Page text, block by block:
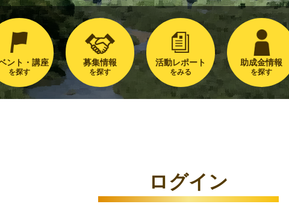
ント・講座
を探す
募集情報
を探す
活動レポート
をみる
助成金情報
を探す
ログイン